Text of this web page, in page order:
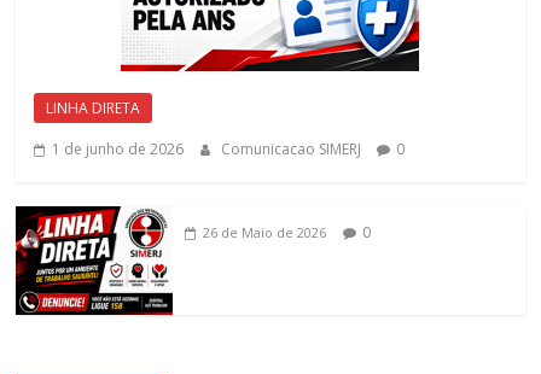
LINHA DIRETA
1 de junho de 2026
Comunicacao SIMERJ 0
26 de Maio de 2026 0